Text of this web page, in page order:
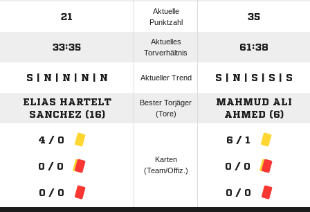
21
Aktuelle
Punktzahl
35
33:35
Aktuelles
Torverhältnis
61:38
S | N | N | N | N Aktueller Trend S | N | S | S | S
ELIAS HARTELT
SANCHEZ (16)
Bester Torjäger
(Tore)
MAHMUD ALI
AHMED (6)
4 / 0
0 / 0
0 / 0
Karten
(Team/Offiz.)
6 / 1
0 / 0
0 / 0